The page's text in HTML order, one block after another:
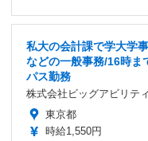
私大の会計課で学大学
などの一般事務/16時ま
パス勤務
株式会社ビッグアビリティ
東京都
時給1,550円